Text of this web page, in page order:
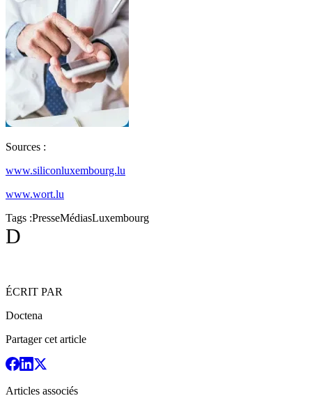
Sources :
www.siliconluxembourg.lu
www.wort.lu
Tags :PresseMédiasLuxembourg
D
ÉCRIT PAR
Doctena
Partager cet article
Articles associés